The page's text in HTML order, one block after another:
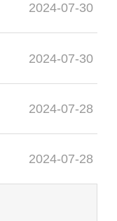
2024-07-30
2024-07-30
2024-07-28
2024-07-28